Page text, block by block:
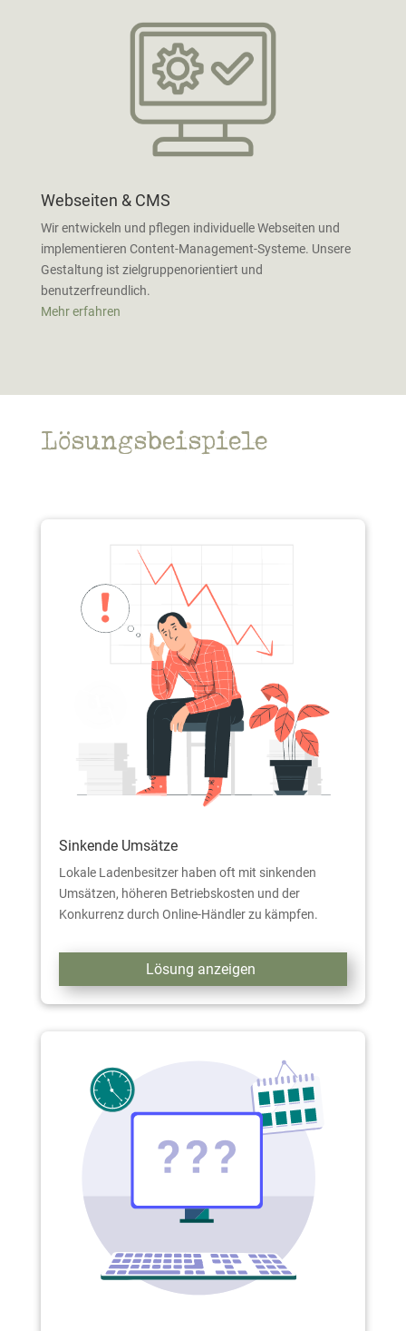
Webseiten & CMS
Wir entwickeln und pflegen individuelle Webseiten und
implementieren Content-Management-Systeme. Unsere
Gestaltung ist zielgruppenorientiert und
benutzerfreundlich.
Mehr erfahren
Lösungsbeispiele
Sinkende Umsätze
Lokale Ladenbesitzer haben oft mit sinkenden
Umsätzen, höheren Betriebskosten und der
Konkurrenz durch Online-Händler zu kämpfen.
Lösung anzeigen